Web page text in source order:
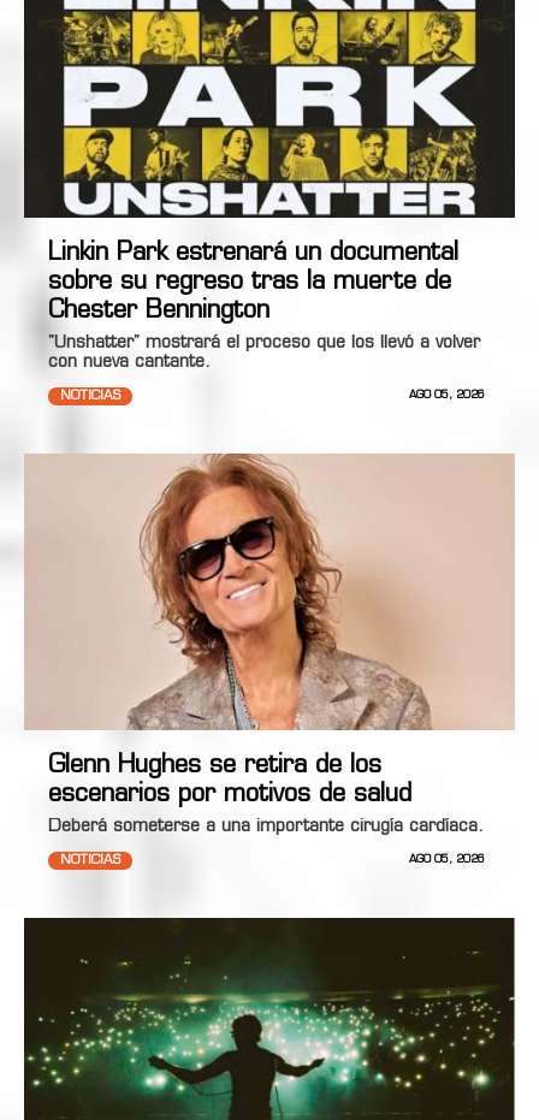
Linkin Park estrenará un documental
sobre su regreso tras la muerte de
Chester Bennington
"Unshatter" mostrará el proceso que los llevó a volver
con nueva cantante.
NOTICIAS AGO 05, 2026
Glenn Hughes se retira de los
escenarios por motivos de salud
Deberá someterse a una importante cirugía cardíaca.
NOTICIAS AGO 05, 2026